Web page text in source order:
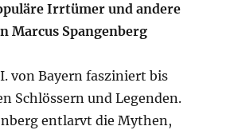
Irrtümer und andere
Marcus Spangenberg
von Bayern fasziniert bis
Schlössern und Legenden.
entlarvt die Mythen,